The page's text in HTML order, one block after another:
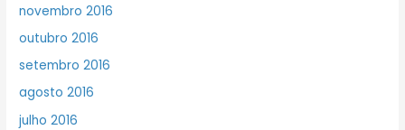
novembro 2016
outubro 2016
setembro 2016
agosto 2016
julho 2016